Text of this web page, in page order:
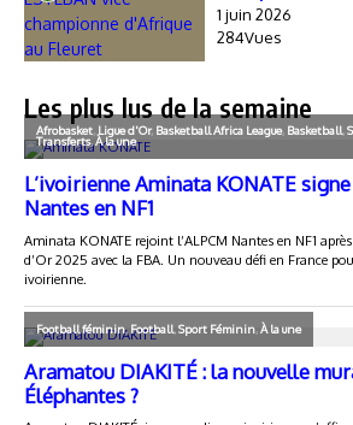
1 juin 2026
284Vues
Les plus lus de la semaine